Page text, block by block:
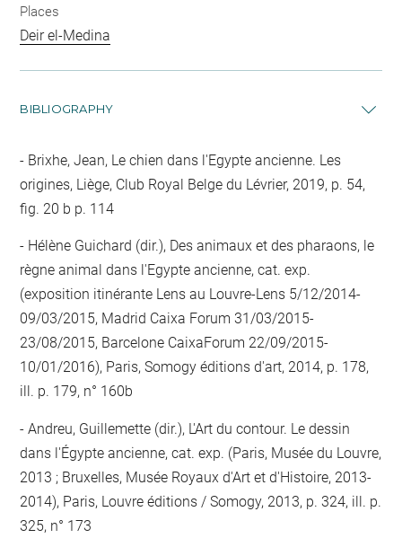
Places
Deir el-Medina
BIBLIOGRAPHY
Brixhe, Jean, Le chien dans l'Egypte ancienne. Les
origines, Liège, Club Royal Belge du Lévrier, 2019, p. 54,
fig. 20 b p. 114
Hélène Guichard (dir.), Des animaux et des pharaons, le
règne animal dans l'Egypte ancienne, cat. exp.
(exposition itinérante Lens au Louvre-Lens 5/12/2014-
09/03/2015, Madrid Caixa Forum 31/03/2015-
23/08/2015, Barcelone CaixaForum 22/09/2015-
10/01/2016), Paris, Somogy éditions d'art, 2014, p. 178,
ill. p. 179, n° 160b
Andreu, Guillemette (dir.), L'Art du contour. Le dessin
dans l'Égypte ancienne, cat. exp. (Paris, Musée du Louvre,
2013 ; Bruxelles, Musée Royaux d'Art et d'Histoire, 2013-
2014), Paris, Louvre éditions / Somogy, 2013, p. 324, ill. p.
325, n° 173